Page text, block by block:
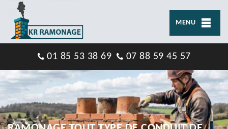
MENU
01 85 53 38 69 07 88 59 45 57